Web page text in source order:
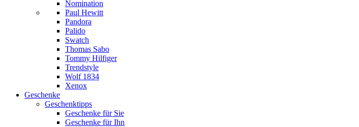
Nomination
Paul Hewitt
Pandora
Palido
Swatch
Thomas Sabo
Tommy Hilfiger
Trendstyle
Wolf 1834
Xenox
Geschenke
Geschenktipps
Geschenke für Sie
Geschenke für Ihn